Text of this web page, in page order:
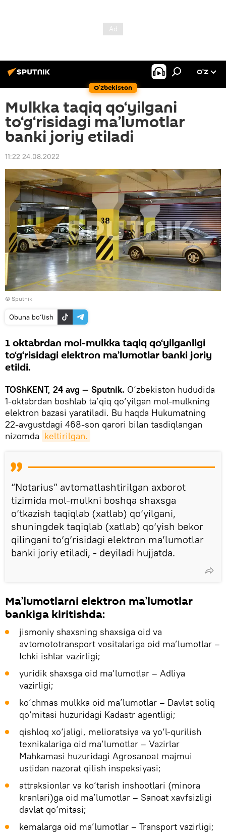
O‘zbekiston
O’Z
Mulkka taqiq qo‘yilgani
to‘g‘risidagi ma’lumotlar
banki joriy etiladi
11:22 24.08.2022
© Sputnik
Obuna bo‘lish
1 oktabrdan mol-mulkka taqiq qo‘yilganligi
to‘g‘risidagi elektron ma’lumotlar banki joriy
etildi.
TOShKENT, 24 avg — Sputnik. O‘zbekiston hududida
1-oktabrdan boshlab ta’qiq qo‘yilgan mol-mulkning
elektron bazasi yaratiladi. Bu haqda Hukumatning
22-avgustdagi 468-son qarori bilan tasdiqlangan
nizomda keltirilgan.
“Notarius” avtomatlashtirilgan axborot
tizimida mol-mulkni boshqa shaxsga
o‘tkazish taqiqlab (xatlab) qo‘yilgani,
shuningdek taqiqlab (xatlab) qo‘yish bekor
qilingani to‘g‘risidagi elektron ma’lumotlar
banki joriy etiladi, - deyiladi hujjatda.
Ma’lumotlarni elektron ma’lumotlar
bankiga kiritishda:
jismoniy shaxsning shaxsiga oid va
avtomototransport vositalariga oid ma’lumotlar –
Ichki ishlar vazirligi;
yuridik shaxsga oid ma’lumotlar – Adliya
vazirligi;
ko‘chmas mulkka oid ma’lumotlar – Davlat soliq
qo‘mitasi huzuridagi Kadastr agentligi;
qishloq xo‘jaligi, melioratsiya va yo‘l-qurilish
texnikalariga oid ma’lumotlar – Vazirlar
Mahkamasi huzuridagi Agrosanoat majmui
ustidan nazorat qilish inspeksiyasi;
attraksionlar va ko‘tarish inshootlari (minora
kranlari)ga oid ma’lumotlar – Sanoat xavfsizligi
davlat qo‘mitasi;
kemalarga oid ma’lumotlar – Transport vazirligi;